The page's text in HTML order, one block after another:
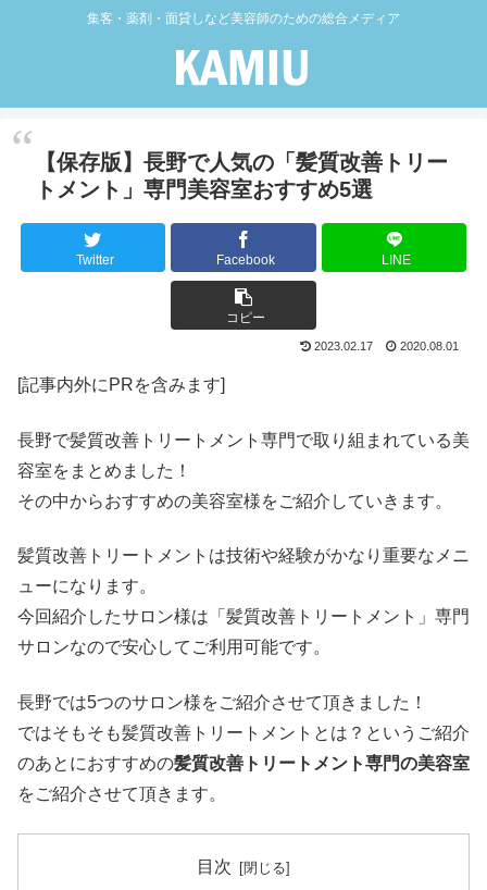
集客・薬剤・面貸しなど美容師のための総合メディア
【保存版】長野で人気の「髪質改善トリー
トメント」専門美容室おすすめ5選
Twitter Facebook LINE
コピー
2023.02.17 2020.08.01
[記事内外にPRを含みます]
長野で髪質改善トリートメント専門で取り組まれている美
容室をまとめました！
その中からおすすめの美容室様をご紹介していきます。
髪質改善トリートメントは技術や経験がかなり重要なメニ
ューになります。
今回紹介したサロン様は「髪質改善トリートメント」専門
サロンなので安心してご利用可能です。
長野では5つのサロン様をご紹介させて頂きました！
ではそもそも髪質改善トリートメントとは？というご紹介
のあとにおすすめの髪質改善トリートメント専門の美容室
をご紹介させて頂きます。
目次